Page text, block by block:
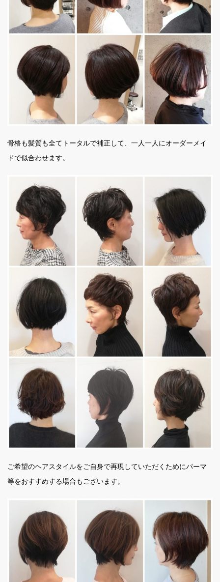
骨格も髪質も全てトータルで補正して、一人一人にオーダーメイ
ドで似合わせます。
ご希望のヘアスタイルをご自身で再現していただくためにパーマ
等をおすすめする場合もございます。